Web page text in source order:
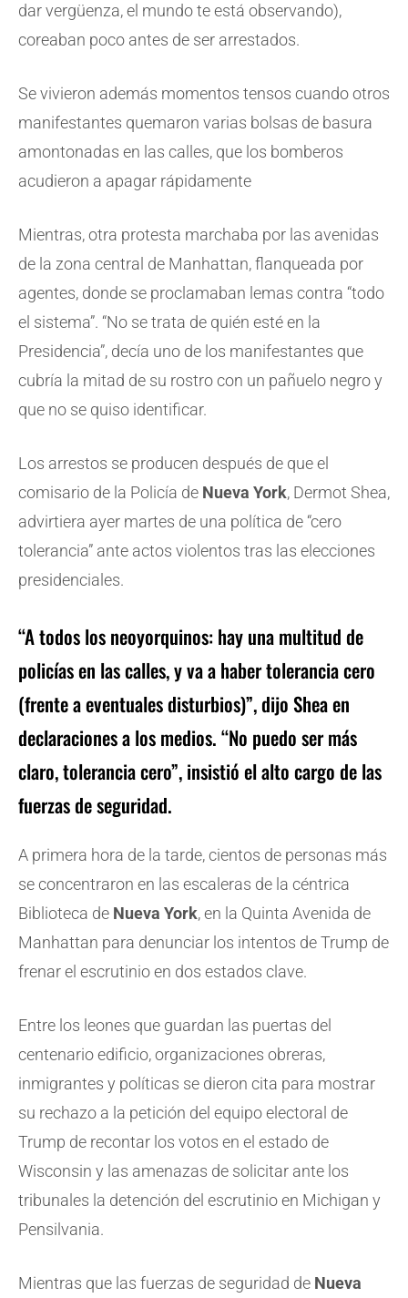
dar vergüenza, el mundo te está observando),
coreaban poco antes de ser arrestados.
Se vivieron además momentos tensos cuando otros
manifestantes quemaron varias bolsas de basura
amontonadas en las calles, que los bomberos
acudieron a apagar rápidamente
Mientras, otra protesta marchaba por las avenidas
de la zona central de Manhattan, flanqueada por
agentes, donde se proclamaban lemas contra “todo
el sistema”. “No se trata de quién esté en la
Presidencia”, decía uno de los manifestantes que
cubría la mitad de su rostro con un pañuelo negro y
que no se quiso identificar.
Los arrestos se producen después de que el
comisario de la Policía de Nueva York, Dermot Shea,
advirtiera ayer martes de una política de “cero
tolerancia” ante actos violentos tras las elecciones
presidenciales.
“A todos los neoyorquinos: hay una multitud de
policías en las calles, y va a haber tolerancia cero
(frente a eventuales disturbios)”, dijo Shea en
declaraciones a los medios. “No puedo ser más
claro, tolerancia cero”, insistió el alto cargo de las
fuerzas de seguridad.
A primera hora de la tarde, cientos de personas más
se concentraron en las escaleras de la céntrica
Biblioteca de Nueva York, en la Quinta Avenida de
Manhattan para denunciar los intentos de Trump de
frenar el escrutinio en dos estados clave.
Entre los leones que guardan las puertas del
centenario edificio, organizaciones obreras,
inmigrantes y políticas se dieron cita para mostrar
su rechazo a la petición del equipo electoral de
Trump de recontar los votos en el estado de
Wisconsin y las amenazas de solicitar ante los
tribunales la detención del escrutinio en Michigan y
Pensilvania.
Mientras que las fuerzas de seguridad de Nueva